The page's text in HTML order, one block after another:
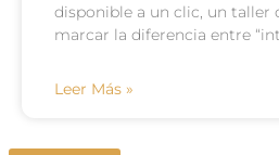
disponible a un clic, un taller
marcar la diferencia entre
Leer Más »